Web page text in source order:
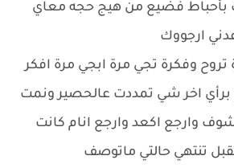
فضيع من هيج حجه معاي
ارجووك
وفكرة تجي مرة ابجي مرة افكر
اخر شي تمددت عالحصير ونمت
وارجع اكعد وارجع انام كانت
تنتهي حالتي ماتوصف